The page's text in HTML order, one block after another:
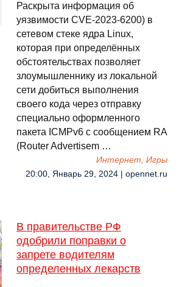
Раскрыта информация об
уязвимости CVE-2023-6200) в
сетевом стеке ядра Linux,
которая при определённых
обстоятельствах позволяет
злоумышленнику из локальной
сети добиться выполнения
своего кода через отправку
специально оформленного
пакета ICMPv6 с сообщением RA
(Router Advertisem …
Интернет, Игры
20:00, Январь 29, 2024 | opennet.ru
В правительстве РФ
одобрили поправки о
запрете водителям
определенных лекарств